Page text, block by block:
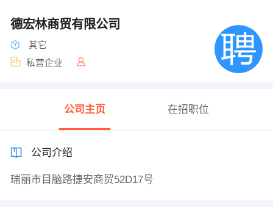
德宏林商贸有限公司
其它
私营企业
公司主页 在招职位
公司介绍
瑞丽市目脑路捷安商贸52D17号